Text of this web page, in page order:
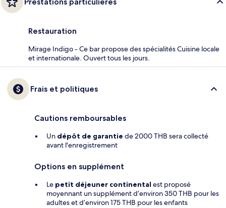
Restauration
Mirage Indigo - Ce bar propose des spécialités Cuisine locale
et internationale. Ouvert tous les jours.
Frais et politiques
Cautions remboursables
Un dépôt de garantie de 2000 THB sera collecté
avant l'enregistrement
Options en supplément
Le petit déjeuner continental est proposé
moyennant un supplément d’environ 350 THB pour les
adultes et d’environ 175 THB pour les enfants